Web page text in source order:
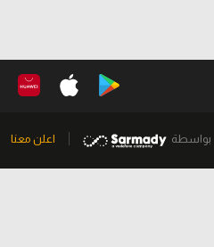
بواسطة اعلن معنا